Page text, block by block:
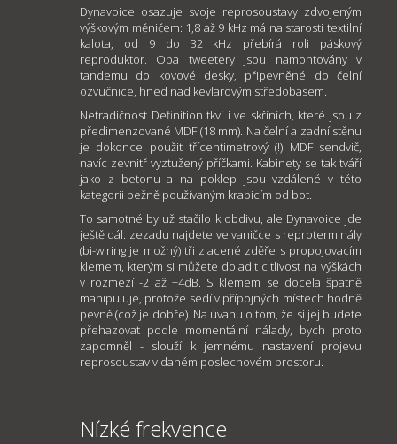
Dynavoice osazuje svoje reprosoustavy zdvojeným
výškovým měničem: 1,8 až 9 kHz má na starosti textilní
kalota, od 9 do 32 kHz přebírá roli páskový
reproduktor. Oba tweetery jsou namontovány v
tandemu do kovové desky, připevněné do čelní
ozvučnice, hned nad kevlarovým středobasem.
Netradičnost Definition tkví i ve skříních, které jsou z
předimenzované MDF (18 mm). Na čelní a zadní stěnu
je dokonce použit třícentimetrový (!) MDF sendvič,
navíc zevnitř vyztužený příčkami. Kabinety se tak tváří
jako z betonu a na poklep jsou vzdálené v této
kategorii bežně používaným krabicím od bot.
To samotné by už stačilo k obdivu, ale Dynavoice jde
ještě dál: zezadu najdete ve vaničce s reproterminály
(bi-wiring je možný) tři zlacené zděře s propojovacím
klemem, kterým si můžete doladit citlivost na výškách
v rozmezí -2 až +4dB. S klemem se docela špatně
manipuluje, protože sedí v přípojných místech hodně
pevně (což je dobře). Na úvahu o tom, že si jej budete
přehazovat podle momentální nálady, bych proto
zapomněl - slouží k jemnému nastavení projevu
reprosoustav v daném poslechovém prostoru.
Nízké frekvence